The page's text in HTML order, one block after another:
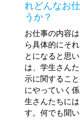
れどんなお
うか？
お仕事の内容
ら具体的にそ
とになると思
は、学生さん
示に関するこ
にやっていく
生さんたちに
す。何でも聞い